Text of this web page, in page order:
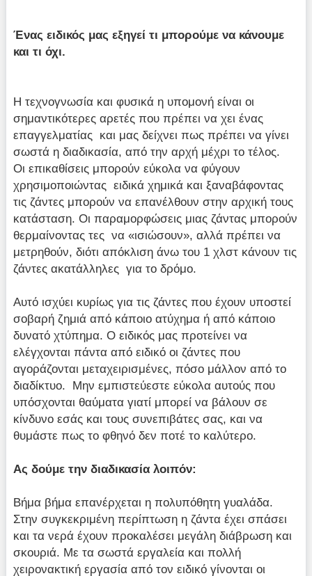
Ένας ειδικός μας εξηγεί τι μπορούμε να κάνουμε
και τι όχι.
Η τεχνογνωσία και φυσικά η υπομονή είναι οι
σημαντικότερες αρετές που πρέπει να χει ένας
επαγγελματίας και μας δείχνει πως πρέπει να γίνει
σωστά η διαδικασία, από την αρχή μέχρι το τέλος.
Οι επικαθίσεις μπορούν εύκολα να φύγουν
χρησιμοποιώντας ειδικά χημικά και ξαναβάφοντας
τις ζάντες μπορούν να επανέλθουν στην αρχική τους
κατάσταση. Οι παραμορφώσεις μιας ζάντας μπορούν
θερμαίνοντας τες να «ισιώσουν», αλλά πρέπει να
μετρηθούν, διότι απόκλιση άνω του 1 χλστ κάνουν τις
ζάντες ακατάλληλες για το δρόμο.
Αυτό ισχύει κυρίως για τις ζάντες που έχουν υποστεί
σοβαρή ζημιά από κάποιο ατύχημα ή από κάποιο
δυνατό χτύπημα. Ο ειδικός μας προτείνει να
ελέγχονται πάντα από ειδικό οι ζάντες που
αγοράζονται μεταχειρισμένες, πόσο μάλλον από το
διαδίκτυο. Μην εμπιστεύεστε εύκολα αυτούς που
υπόσχονται θαύματα γιατί μπορεί να βάλουν σε
κίνδυνο εσάς και τους συνεπιβάτες σας, και να
θυμάστε πως το φθηνό δεν ποτέ το καλύτερο.
Ας δούμε την διαδικασία λοιπόν:
Βήμα βήμα επανέρχεται η πολυπόθητη γυαλάδα.
Στην συγκεκριμένη περίπτωση η ζάντα έχει σπάσει
και τα νερά έχουν προκαλέσει μεγάλη διάβρωση και
σκουριά. Με τα σωστά εργαλεία και πολλή
χειρονακτική εργασία από τον ειδικό γίνονται οι